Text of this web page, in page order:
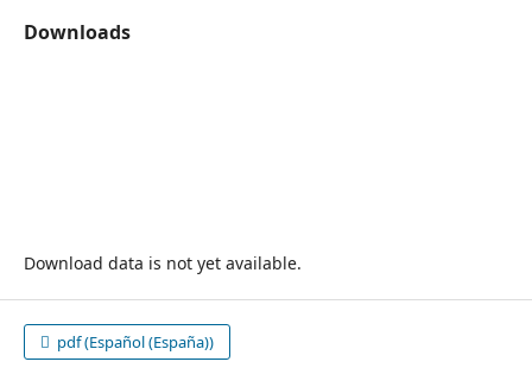
Downloads
Download data is not yet available.
pdf (Español (España))